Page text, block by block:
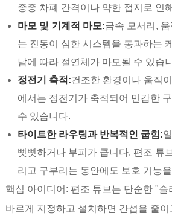
종종 차폐 간격이나 약한 접지로 인
마모 및 기계적 마모:금속 모서리,
는 진동이 심한 시스템을 통과하는
남에 따라 절연체가 마모될 수 있습
정전기 축적:건조한 환경이나 움직
에서는 정전기가 축적되어 민감한
수 있습니다.
타이트한 라우팅과 반복적인 굽힘:
뻣뻣하거나 부피가 큽니다. 편조 튜
리고 구부리는 동안에도 보호 기능
핵심 아이디어: 편조 튜브는 단순한 "슬
바르게 지정하고 설치하면 간섭을 줄